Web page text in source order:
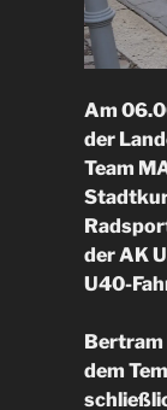
Am
der
Team
der AK
U40-
Bertram
dem